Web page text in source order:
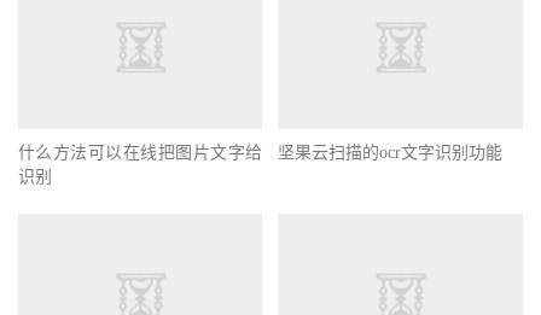
什么方法可以在线把图片文字给
识别
坚果云扫描的ocr文字识别功能